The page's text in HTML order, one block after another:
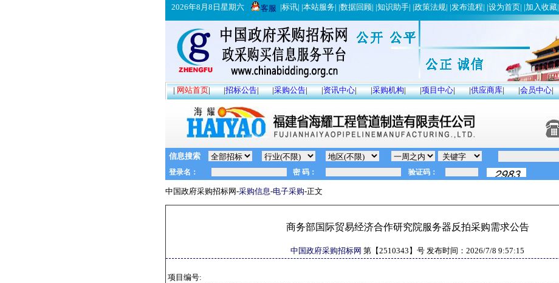
2026年8月8日星期六 客服 |标讯| |本站服务| |数据回顾| |知识助手| |政策法规| |发布流程| |设为首页| |加入收藏|
|网站首页| |招标公告| |采购公告| |资讯中心| |采购机构| |项目中心| |供应商库| |会员中心|
信息搜索
中国政府采购招标网-采购信息-电子采购-正文
商务部国际贸易经济合作研究院服务器反拍采购需求公告
中国政府采购招标网 第【2510343 】号 发布时间： 2026/7/8 9:57:15
项目编号: